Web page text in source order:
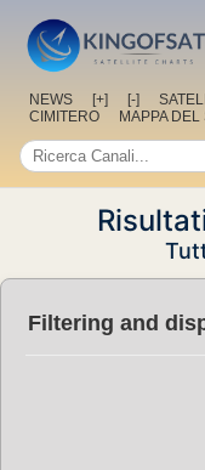
NEWS [+] [-]
CIMITERO
MAPPA DEL
Filtering and